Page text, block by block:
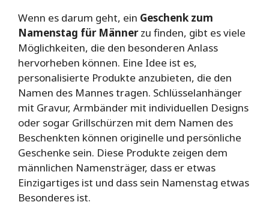
Wenn es darum geht, ein Geschenk zum
Namenstag für Männerzu finden, gibt es viele
Möglichkeiten, die den besonderen Anlass
hervorheben können. Eine Idee ist es,
personalisierte Produkte anzubieten, die den
Namen des Mannes tragen. Schlüsselanhänger
mit Gravur, Armbänder mit individuellen Designs
oder sogar Grillschürzen mit dem Namen des
Beschenkten können originelle und persönliche
Geschenke sein. Diese Produkte zeigen dem
männlichen Namensträger, dass er etwas
Einzigartiges ist und dass sein Namenstag etwas
Besonderes ist.